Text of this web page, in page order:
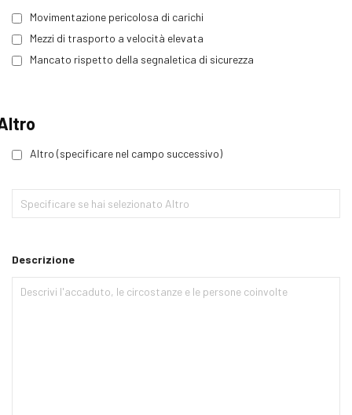
Movimentazione pericolosa di carichi
Mezzi di trasporto a velocità elevata
Mancato rispetto della segnaletica di sicurezza
Altro (specificare nel campo successivo)
Descrizione